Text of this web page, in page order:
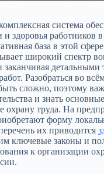
система
здоровья работников
база в этой
широкий спектр
детальными
Разобраться во
сложно, поэтому
и знать
охрану труда. На
форму
их приводится
ключевые законы и
к организации